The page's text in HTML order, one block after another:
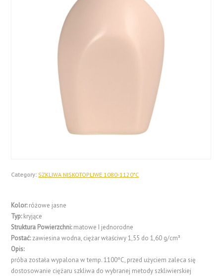
Category: SZKLIWA NISKOTOPLIWE 1080-1120*C
Kolor:różowe jasne
Typ:kryjące
Struktura Powierzchni:matowe I jednorodne
Postać:zawiesina wodna, ciężar właściwy 1,55 do 1,60 g/cm³
Opis:
próba została wypalona w temp. 1100ºC, przed użyciem zaleca się
dostosowanie ciężaru szkliwa do wybranej metody szkliwierskiej